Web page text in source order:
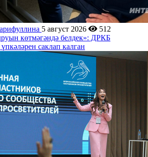
5 август 2026
512
көтмәгәндә белдек»: ДРКБ
саклап калган